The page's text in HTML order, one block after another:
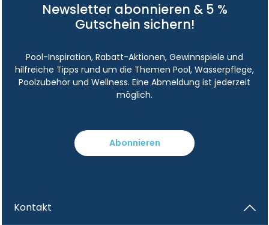
Newsletter abonnieren & 5 %
Gutschein sichern!
Pool-Inspiration, Rabatt-Aktionen, Gewinnspiele und
hilfreiche Tipps rund um die Themen Pool, Wasserpflege,
Poolzubehör und Wellness. Eine Abmeldung ist jederzeit
möglich.
Abonnieren
Kontakt